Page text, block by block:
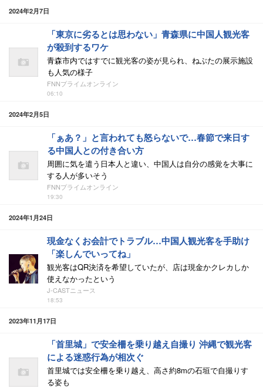
2024年2月7日
「東京に劣るとは思わない」青森県に中国人観光客
が殺到するワケ
青森市内ではすでに観光客の姿が見られ、ねぶたの展示施設
も人気の様子
FNNプライムオンライン
06:10
2024年2月5日
「ぁあ？」と言われても怒らないで…春節で来日す
る中国人との付き合い方
周囲に気を遣う日本人と違い、中国人は自分の感覚を大事に
する人が多いそう
FNNプライムオンライン
19:30
2024年1月24日
現金なくお会計でトラブル…中国人観光客を手助け
「楽しんでいってね」
観光客はQR決済を希望していたが、店は現金かクレカしか
使えなかったという
J-CASTニュース
18:53
2023年11月17日
「首里城」で安全柵を乗り越え自撮り 沖縄で観光客
による迷惑行為が相次ぐ
首里城では安全柵を乗り越え、高さ約8mの石垣で自撮りす
る姿も